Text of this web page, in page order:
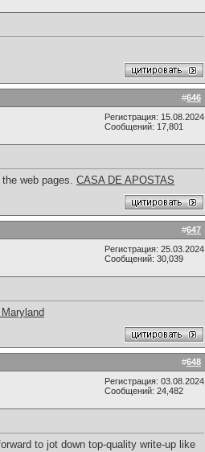
#646
Регистрация: 15.08.2024
Сообщений: 17,801
web pages. CASA DE APOSTAS
#647
Регистрация: 25.03.2024
Сообщений: 30,039
#648
Регистрация: 03.08.2024
Сообщений: 24,482
to jot down top-quality write-up like